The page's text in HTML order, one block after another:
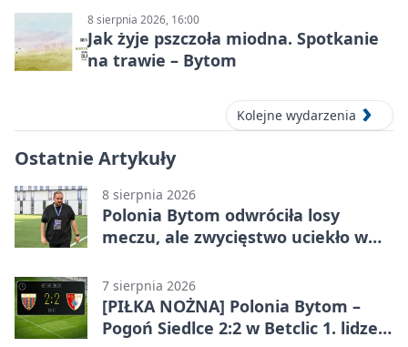
8 sierpnia 2026, 16:00
Jak żyje pszczoła miodna. Spotkanie
na trawie – Bytom
Kolejne wydarzenia
Ostatnie Artykuły
8 sierpnia 2026
Polonia Bytom odwróciła losy
meczu, ale zwycięstwo uciekło w
7 sierpnia 2026
[PIŁKA NOŻNA] Polonia Bytom –
Pogoń Siedlce 2:2 w Betclic 1. lidze.